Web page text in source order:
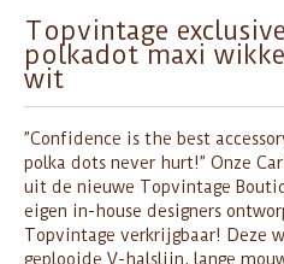
Topvintage
polkadot maxi
wit
”Confidence is the best
polka dots never hurt!” Onze
uit de nieuwe Topvintage
eigen in-house designers
Topvintage verkrijgbaar! Deze
geplooide V-halslijn, lange